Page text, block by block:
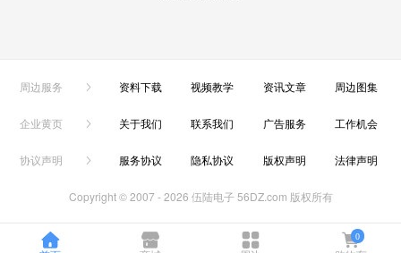
0
周边服务 资料下载 视频教学 资讯文章 周边图集
企业黄页 关于我们 联系我们 广告服务 工作机会
协议声明 服务协议 隐私协议 版权声明 法律声明
Copyright © 2007 -2026 伍陆电子 56DZ.com 版权所有